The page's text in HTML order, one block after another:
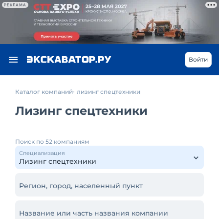
РЕКЛАМА
Войти
Каталог компаний лизинг спецтехники
Лизинг спецтехники
Поиск по 52 компаниям
Специализация
Регион, город, населенный пункт
Название или часть названия компании